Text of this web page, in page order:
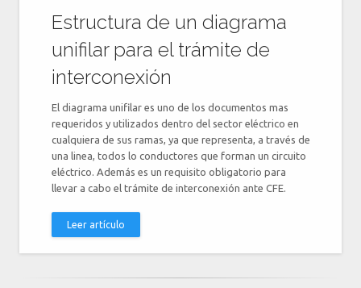
Estructura de un diagrama
unifilar para el trámite de
interconexión
El diagrama unifilar es uno de los documentos mas
requeridos y utilizados dentro del sector eléctrico en
cualquiera de sus ramas, ya que representa, a través de
una linea, todos lo conductores que forman un circuito
eléctrico. Además es un requisito obligatorio para
llevar a cabo el trámite de interconexión ante CFE.
Leer artículo